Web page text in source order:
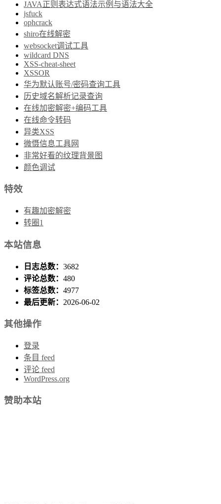
JAVA正则表达式语法示例与语法大全
jsfuck
ophcrack
shiro在线解密
websocket调试工具
wildcard DNS
XSS-cheat-sheet
XSSOR
华为默认账号/密码查询工具
历史域名解析记录查询
在线加密解密+编码工具
在线命令转码
异类XSS
微慑信息工具网
非常好看的纹理背景图
颜色调试
特效
有趣加密解密
转圈1
本站信息
日志总数： 3682
评论总数： 480
标签总数： 4977
最后更新： 2026-06-02
其他操作
登录
条目 feed
评论 feed
WordPress.org
赞助本站